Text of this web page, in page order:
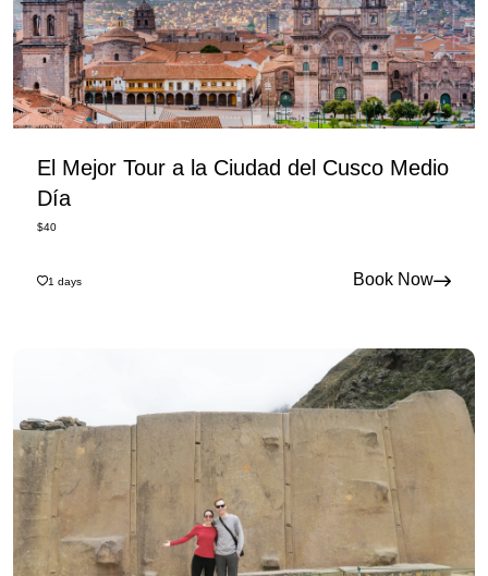
El Mejor Tour a la Ciudad del Cusco Medio
Día
$40
1 days Book Now